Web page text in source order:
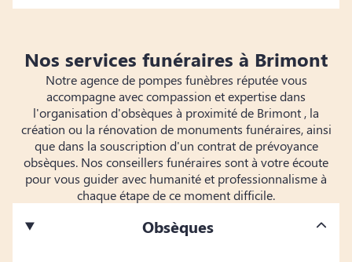
Nos services funéraires à Brimont
Notre agence de pompes funèbres réputée vous
accompagne avec compassion et expertise dans
l'organisation d'obsèques à proximité de Brimont , la
création ou la rénovation de monuments funéraires, ainsi
que dans la souscription d'un contrat de prévoyance
obsèques. Nos conseillers funéraires sont à votre écoute
pour vous guider avec humanité et professionnalisme à
chaque étape de ce moment difficile.
Obsèques